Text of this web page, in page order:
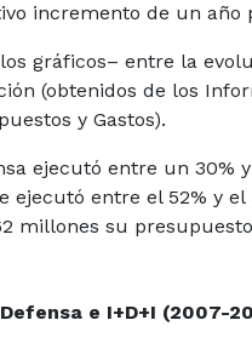
incremento de un
gráficos– entre la
(obtenidos de los
y Gastos).
ejecutó entre un
entre el 52% y
millones su